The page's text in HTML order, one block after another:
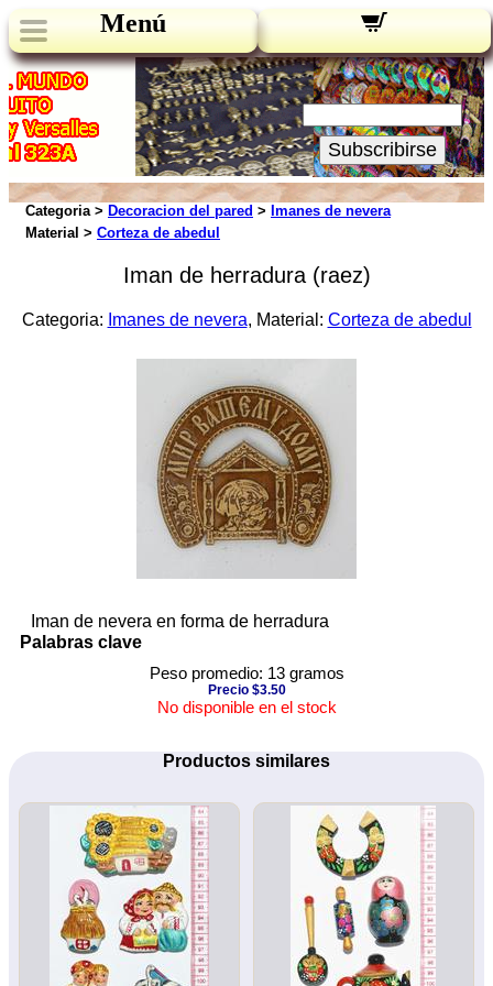
Menú
Novedades:
Su Email:
Subscribirse
Categoria > Decoracion del pared > Imanes de nevera
Material > Corteza de abedul
Iman de herradura (raez)
Categoria: Imanes de nevera, Material: Corteza de abedul
Iman de nevera en forma de herradura
Palabras clave
Peso promedio: 13 gramos
Precio $3.50
No disponible en el stock
Productos similares